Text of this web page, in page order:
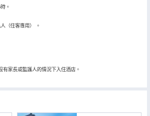
。
（住客專用） 。
有家長或監護人的情況下入住酒店。